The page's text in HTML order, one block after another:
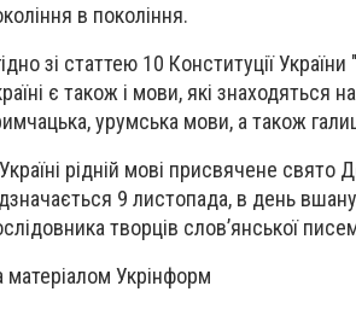
в покоління.
зі статтею 10 Конституції
є також і мови, які знаходяться
урумська мови, а також
рідній мові присвячене свято
9 листопада, в день
творців слов’янської
матеріалом Укрінформ